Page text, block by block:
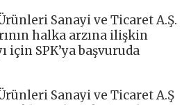
Sanayi ve Ticaret A.Ş.
halka arzına ilişkin
için SPK’ya başvuruda
Sanayi ve Ticaret A.Ş